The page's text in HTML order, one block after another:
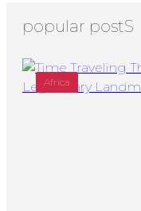
popular postS
Africa